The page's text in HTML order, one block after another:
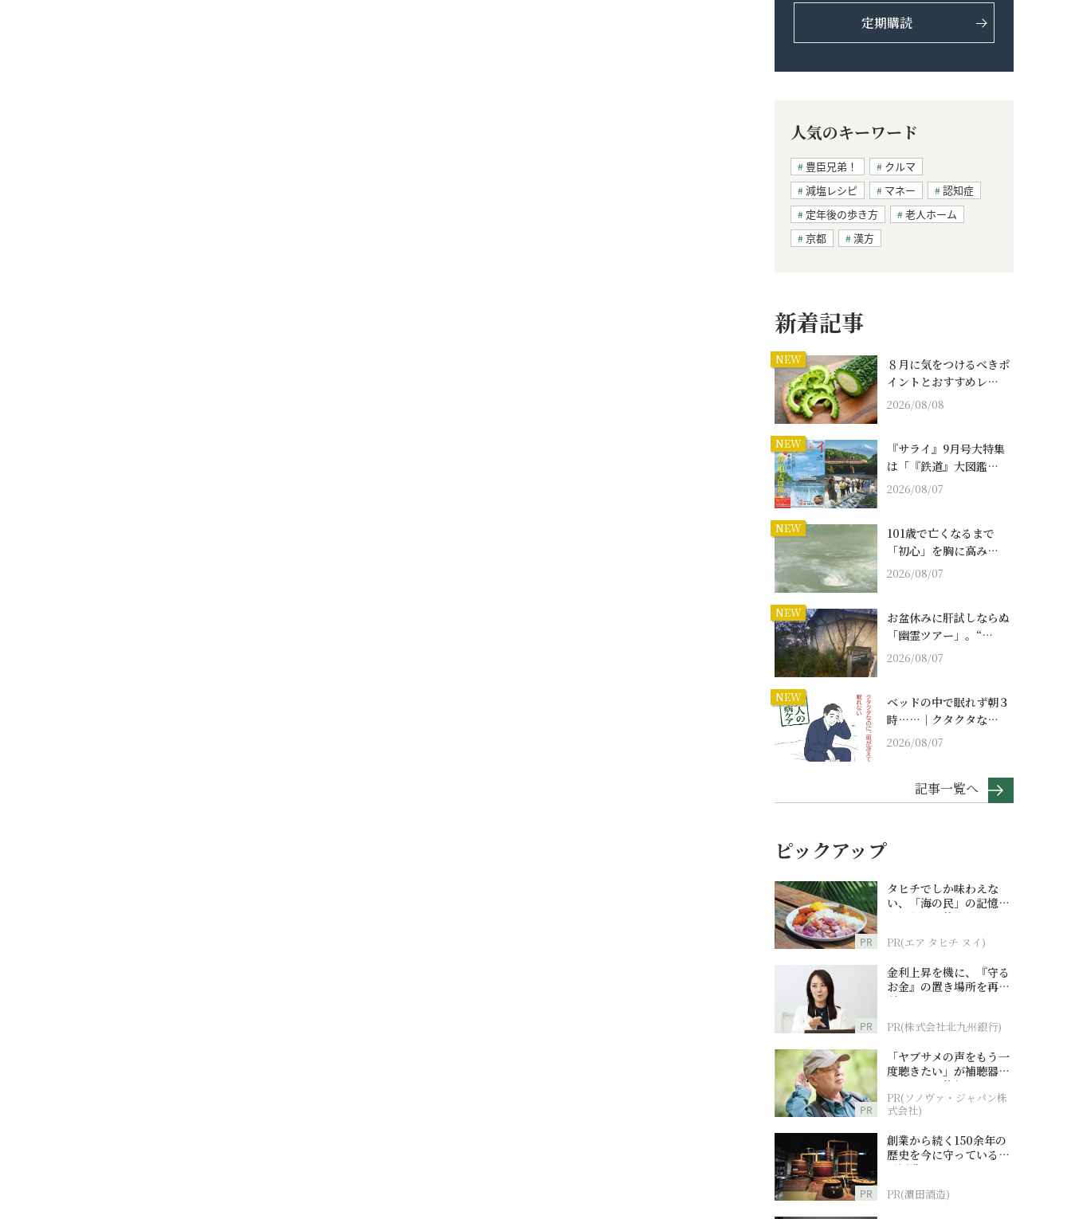
定期購読
人気のキーワード
豊臣兄弟！
クルマ
減塩レシピ
マネー
認知症
定年後の歩き方
老人ホーム
京都
漢方
新着記事
NEW
８月に気をつけるべきポ
イントとおすすめレ…
2026/08/08
NEW
『サライ』9月号大特集
は「『鉄道』大図鑑…
2026/08/07
NEW
101歳で亡くなるまで
「初心」を胸に高み…
2026/08/07
NEW
お盆休みに肝試しならぬ
「幽霊ツアー」。“…
2026/08/07
NEW
ベッドの中で眠れず朝３
時……｜クタクタな…
2026/08/07
記事一覧へ
ピックアップ
PR
タヒチでしか味わえな
い、「海の民」の記憶へ
とつながる旅
PR(エア タヒチ ヌイ)
PR
金利上昇を機に、『守る
お金』の置き場所を再検
討
PR(株式会社北九州銀行)
PR
「ヤブサメの声をもう一
度聴きたい」が補聴器チ
ャレンジの後押しに
PR(ソノヴァ・ジャパン株
式会社)
PR
創業から続く150余年の
歴史を今に守っている濵
田酒造
PR(濵田酒造)